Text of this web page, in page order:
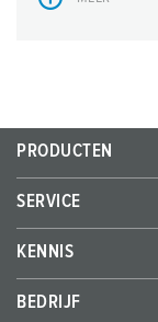
PRODUCTEN
SERVICE
KENNIS
BEDRIJF